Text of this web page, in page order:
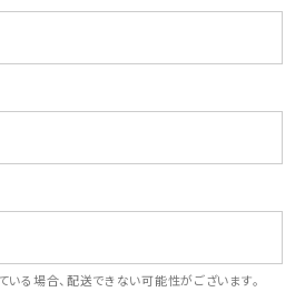
る場合、配送できない可能性がございます。